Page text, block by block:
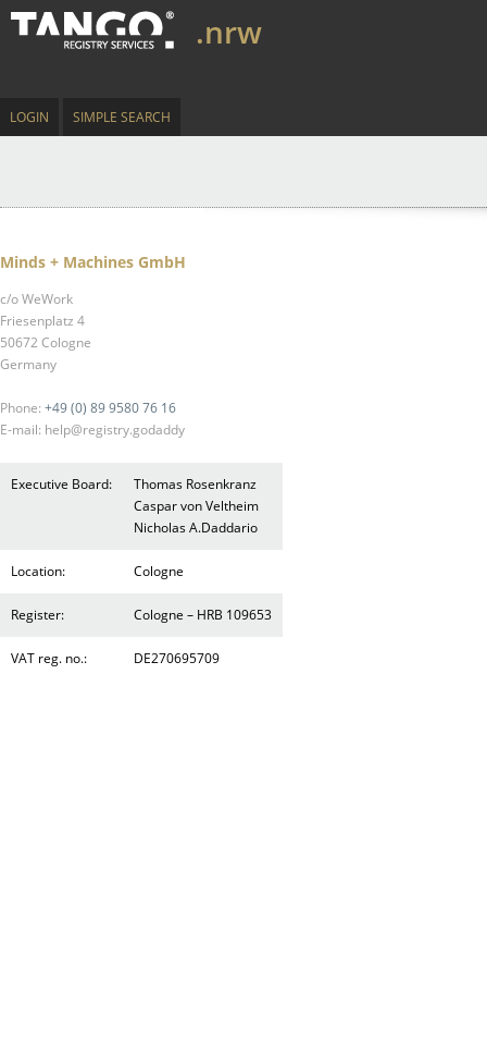
.nrw
LOGIN SIMPLE SEARCH
Minds + Machines GmbH
c/o WeWork
Friesenplatz 4
50672 Cologne
Germany
Phone: +49 (0) 89 9580 76 16
E-mail: help@registry.godaddy
Executive Board:
Thomas Rosenkranz
Caspar von Veltheim
Nicholas A.Daddario
Location: Cologne
Register: Cologne – HRB 109653
VAT reg. no.: DE270695709